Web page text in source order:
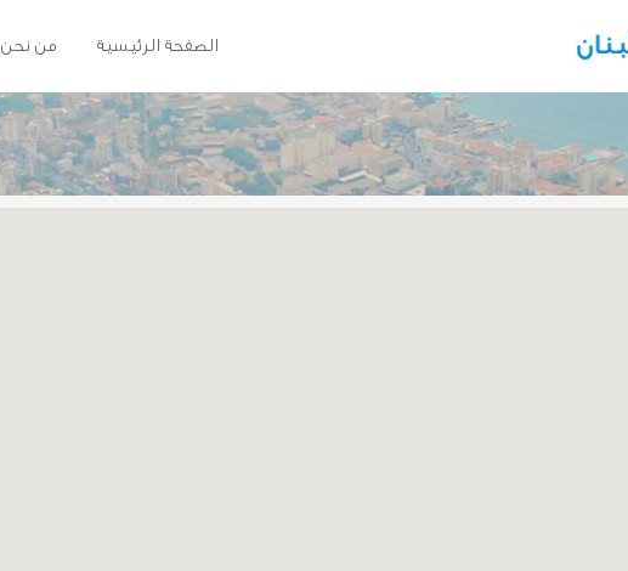
الصفحة الرئيسية من نحن